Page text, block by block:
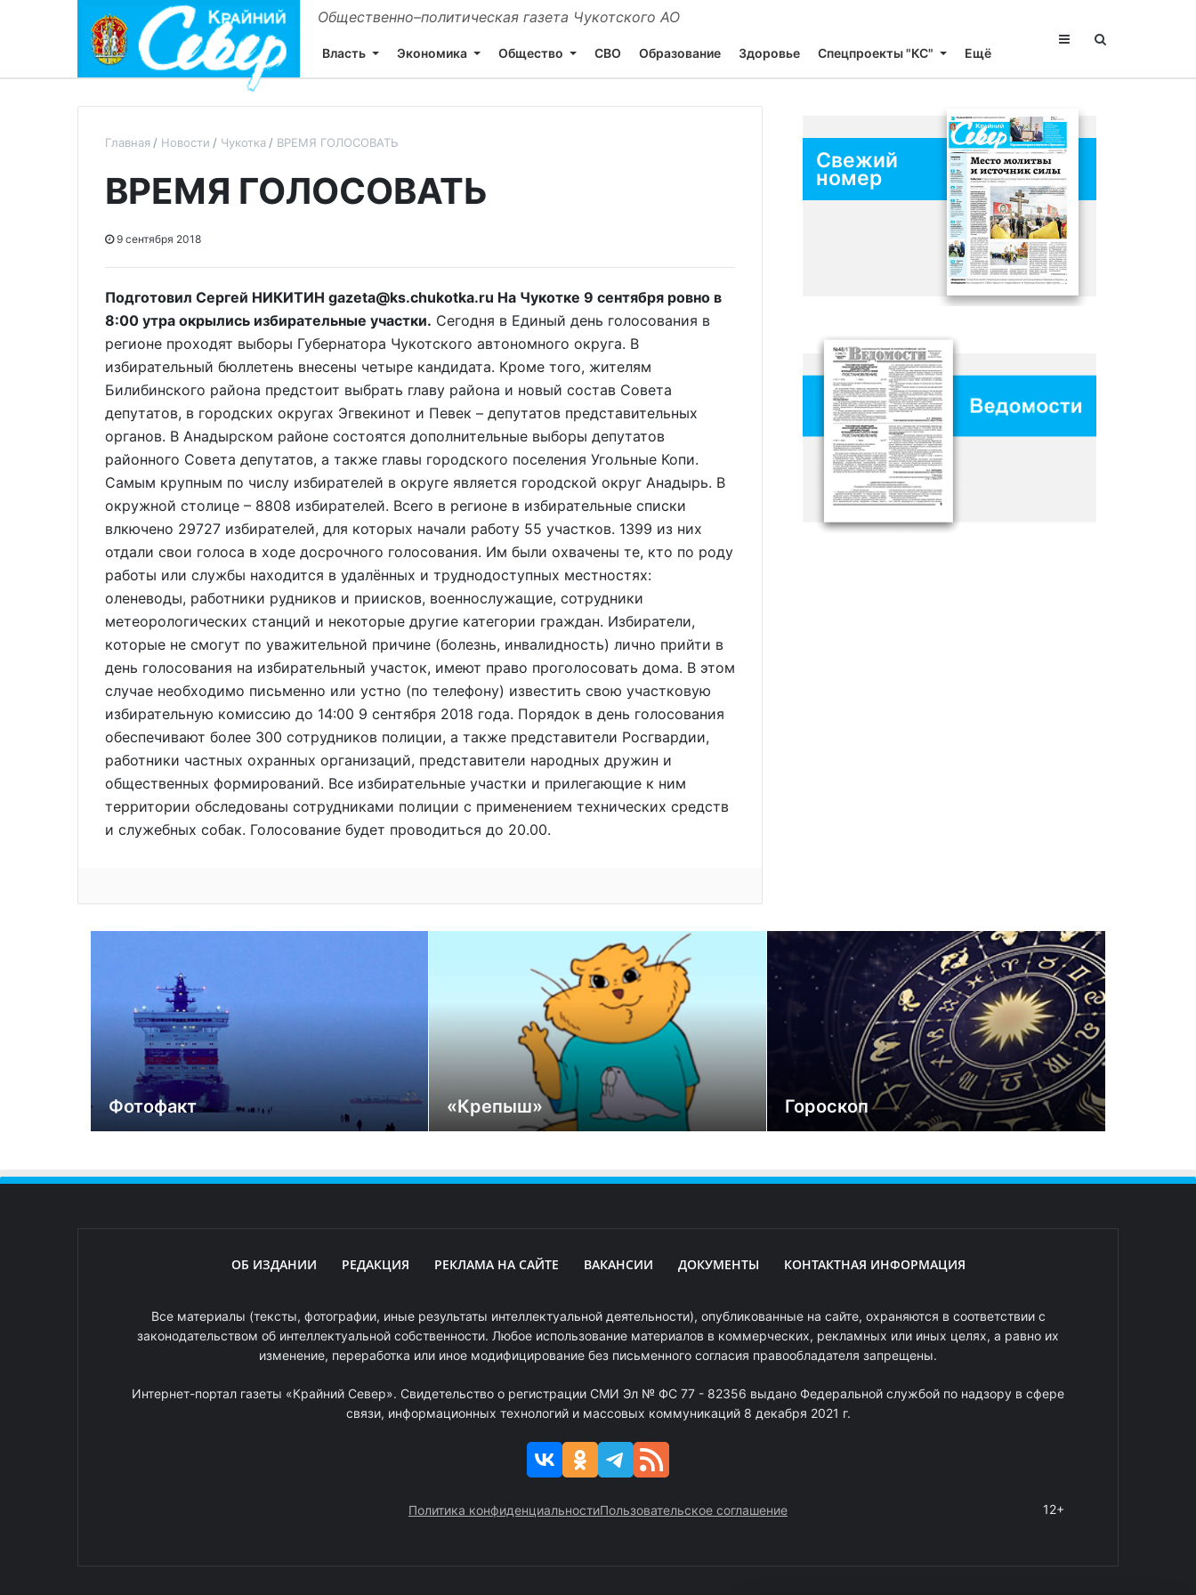
Общественно–политическая газета Чукотского АО
Власть Экономика Общество СВО Образование Здоровье Спецпроекты "КС" Ещё
Главная Новости Чукотка ВРЕМЯ ГОЛОСОВАТЬ
ВРЕМЯ ГОЛОСОВАТЬ
9 сентября 2018
Подготовил Сергей НИКИТИН gazeta@ks.chukotka.ru На Чукотке 9 сентября ровно в
8:00 утра окрылись избирательные участки. Сегодня в Единый день голосования в
регионе проходят выборы Губернатора Чукотского автономного округа. В
избирательный бюллетень внесены четыре кандидата. Кроме того, жителям
Билибинского района предстоит выбрать главу района и новый состав Совета
депутатов, в городских округах Эгвекинот и Певек – депутатов представительных
органов. В Анадырском районе состоятся дополнительные выборы депутатов
районного Совета депутатов, а также главы городского поселения Угольные Копи.
Самым крупным по числу избирателей в округе является городской округ Анадырь. В
окружной столице – 8808 избирателей. Всего в регионе в избирательные списки
влкючено 29727 избирателей, для которых начали работу 55 участков. 1399 из них
отдали свои голоса в ходе досрочного голосования. Им были охвачены те, кто по роду
работы или службы находится в удалённых и труднодоступных местностях:
оленеводы, работники рудников и приисков, военнослужащие, сотрудники
метеорологических станций и некоторые другие категории граждан. Избиратели,
которые не смогут по уважительной причине (болезнь, инвалидность) лично прийти в
день голосования на избирательный участок, имеют право проголосовать дома. В этом
случае необходимо письменно или устно (по телефону) известить свою участковую
избирательную комиссию до 14:00 9 сентября 2018 года. Порядок в день голосования
обеспечивают более 300 сотрудников полиции, а также представители Росгвардии,
работники частных охранных организаций, представители народных дружин и
общественных формирований. Все избирательные участки и прилегающие к ним
территории обследованы сотрудниками полиции с применением технических средств
и служебных собак. Голосование будет проводиться до 20.00.
Свежий
номер
Фотофакт «Крепыш» Гороскоп
ОБ ИЗДАНИИ РЕДАКЦИЯ РЕКЛАМА НА САЙТЕ ВАКАНСИИ ДОКУМЕНТЫ КОНТАКТНАЯ ИНФОРМАЦИЯ
Все материалы (тексты, фотографии, иные результаты интеллектуальной деятельности), опубликованные на сайте, охраняются в соответствии с
законодательством об интеллектуальной собственности. Любое использование материалов в коммерческих, рекламных или иных целях, а равно их
изменение, переработка или иное модифицирование без письменного согласия правообладателя запрещены.
Интернет-портал газеты «Крайний Север». Свидетельство о регистрации СМИ Эл № ФС 77 - 82356 выдано Федеральной службой по надзору в сфере
связи, информационных технологий и массовых коммуникаций 8 декабря 2021 г.
Политика конфиденциальностиПользовательское соглашение 12+